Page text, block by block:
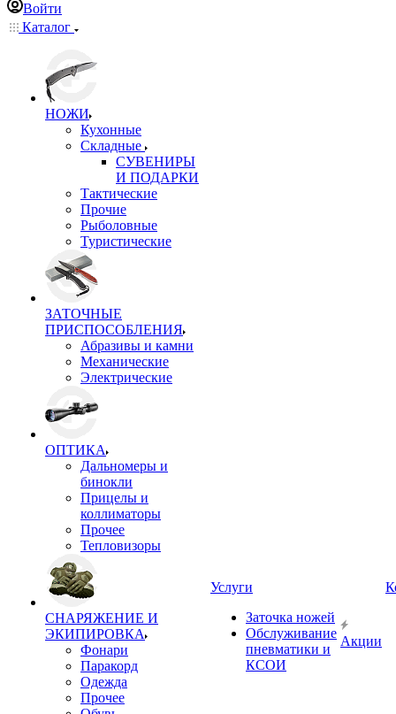
Войти
Каталог
НОЖИ
Кухонные
Складные
СУВЕНИРЫ
И ПОДАРКИ
Тактические
Прочие
Рыболовные
Туристические
ЗАТОЧНЫЕ
ПРИСПОСОБЛЕНИЯ
Абразивы и камни
Механические
Электрические
ОПТИКА
Дальномеры и
бинокли
Прицелы и
коллиматоры
Прочее
Тепловизоры
СНАРЯЖЕНИЕ И
ЭКИПИРОВКА
Фонари
Паракорд
Одежда
Прочее
Услуги
Заточка ножей
Обслуживание
пневматики и
КСОИ
Акции